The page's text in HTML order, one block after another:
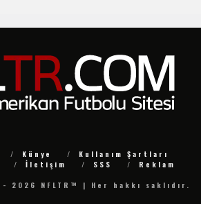
Künye
Kullanım Şartları
İletişim SSS
Reklam
- 2026 NFLTR™ | Her hakkı saklıdır.